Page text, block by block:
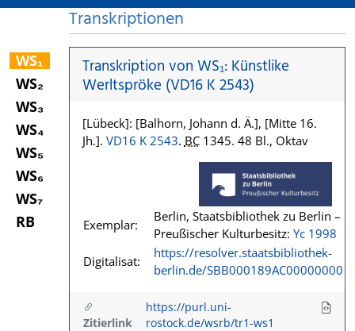
WS₁
WS₂
WS₃
WS₄
WS₅
WS₆
WS₇
RB
Transkriptionen
Transkription von WS₁: Künstlike
Werltspröke (VD16 K 2543)
[Lübeck]: [Balhorn, Johann d. Ä.], [Mitte 16.
Jh.]. VD16 K 2543. BC1345. 48 Bl., Oktav
Exemplar:
Berlin, Staatsbibliothek zu Berlin –
Preußischer Kulturbesitz: Yc 1998
Digitalisat:
https://resolver.staatsbibliothek-
berlin.de/SBB000189AC00000000
Zitierlink
https://purl.uni-
rostock.de/wsrb/tr1-ws1